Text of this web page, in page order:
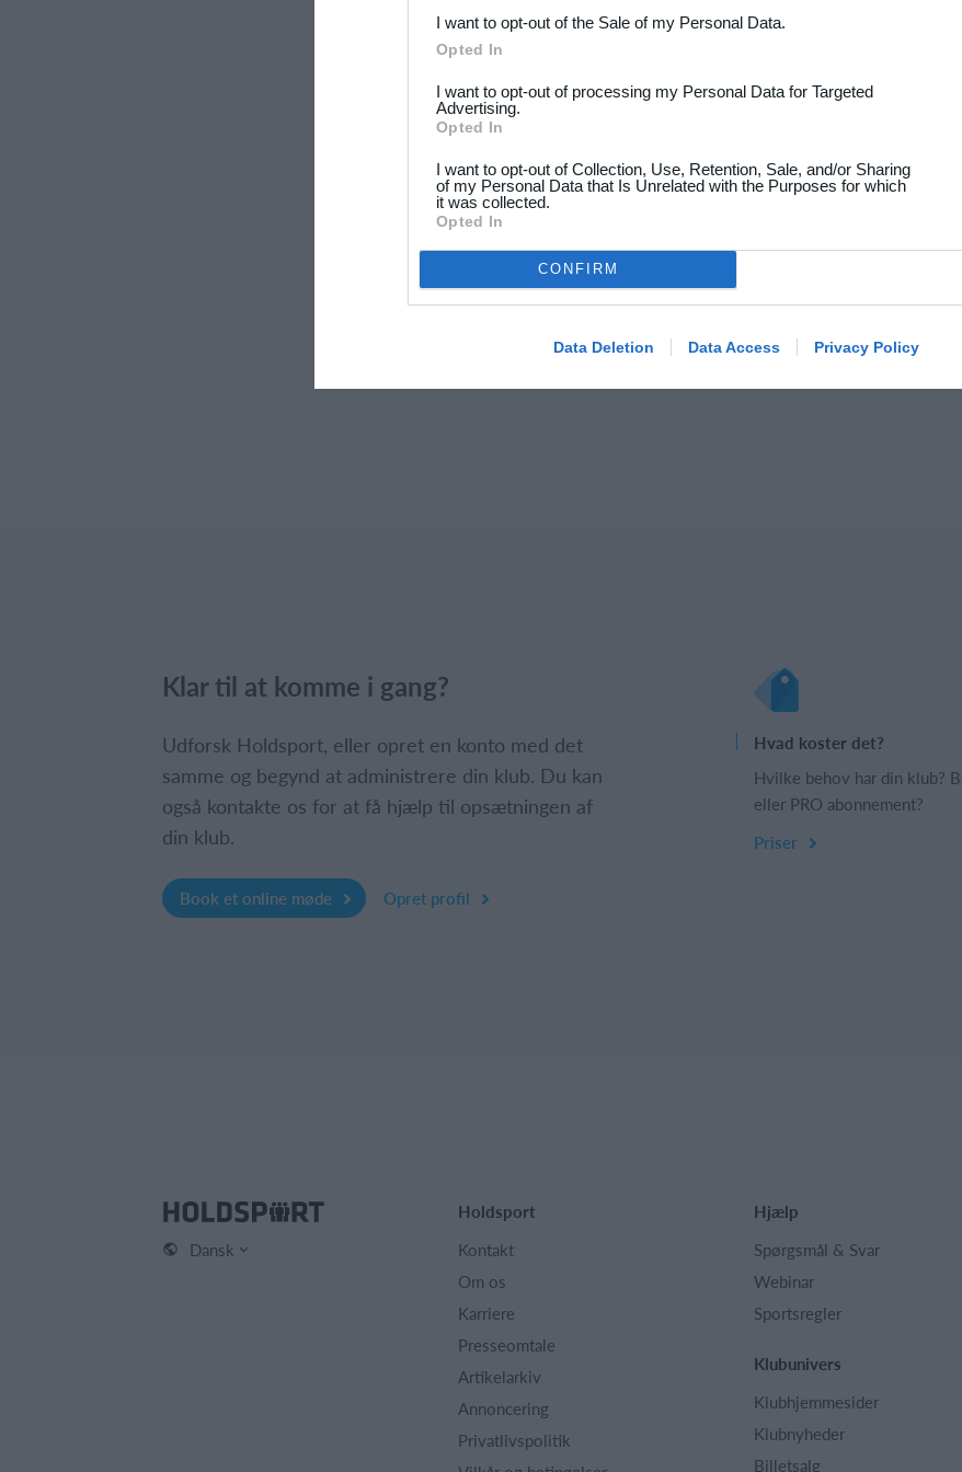
I want to opt-out of the Sale of my Personal Data.
Opted In
I want to opt-out of processing my Personal Data for Targeted
Advertising.
Opted In
I want to opt-out of Collection, Use, Retention, Sale, and/or Sharing
of my Personal Data that Is Unrelated with the Purposes for which
it was collected.
Opted In
CONFIRM
Data Deletion Data Access Privacy Policy
Klar til at komme i gang?
Udforsk Holdsport, eller opret en konto med det
samme og begynd at administrere din klub. Du kan
også kontakte os for at få hjælp til opsætningen af
din klub.
Book et online møde Opret profil
Hvad koster det?
Hvilke behov har din klub?
eller PRO abonnement?
Priser
Dansk
Holdsport
Kontakt
Om os
Karriere
Presseomtale
Artikelarkiv
Annoncering
Privatlivspolitik
Hjælp
Spørgsmål & Svar
Webinar
Sportsregler
Klubunivers
Klubhjemmesider
Klubnyheder
Billetsalg